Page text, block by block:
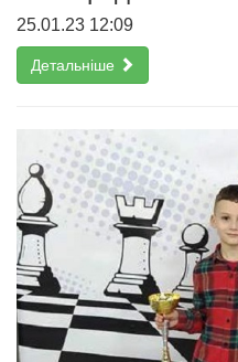
25.01.23 12:09
Детальніше